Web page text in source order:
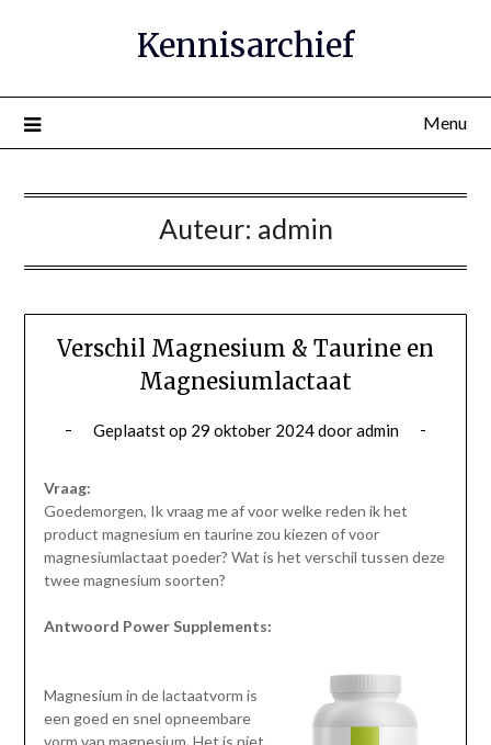
inhoud
Kennisarchief
Menu
Auteur: admin
Verschil Magnesium & Taurine en
Magnesiumlactaat
Geplaatst op 29 oktober 2024dooradmin
Vraag:
Goedemorgen, Ik vraag me af voor welke reden ik het
product magnesium en taurine zou kiezen of voor
magnesiumlactaat poeder? Wat is het verschil tussen deze
twee magnesium soorten?
Antwoord Power Supplements:
Magnesium in de lactaatvorm is
een goed en snel opneembare